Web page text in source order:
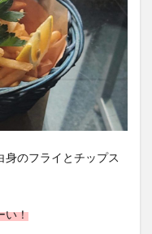
身のフライとチップス
い！